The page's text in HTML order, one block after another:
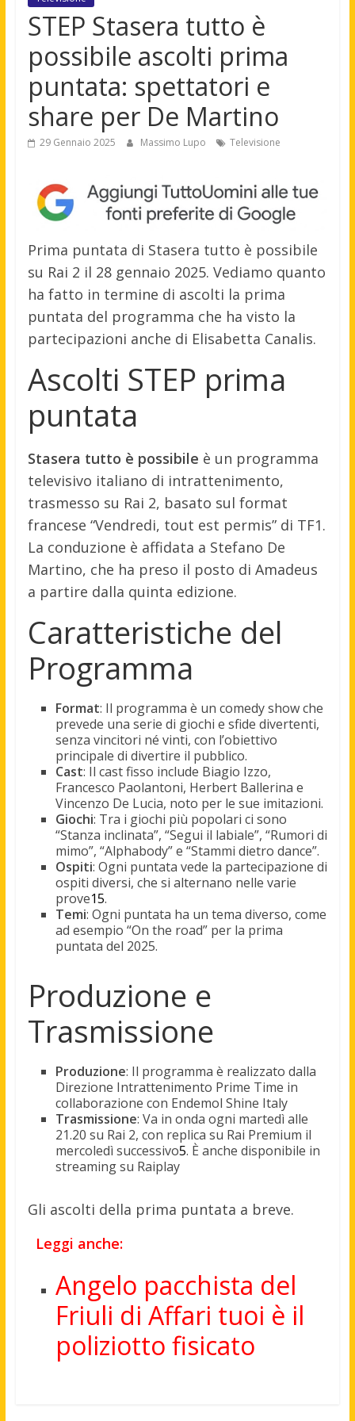
STEP Stasera tutto è
possibile ascolti prima
puntata: spettatori e
share per De Martino
29 Gennaio 2025 Massimo Lupo Televisione
Prima puntata di Stasera tutto è possibile
su Rai 2 il 28 gennaio 2025. Vediamo quanto
ha fatto in termine di ascolti la prima
puntata del programma che ha visto la
partecipazioni anche di Elisabetta Canalis.
Ascolti STEP prima
puntata
Stasera tutto è possibile è un programma
televisivo italiano di intrattenimento,
trasmesso su Rai 2, basato sul format
francese “Vendredi, tout est permis” di TF1.
La conduzione è affidata a Stefano De
Martino, che ha preso il posto di Amadeus
a partire dalla quinta edizione.
Caratteristiche del
Programma
Format: Il programma è un comedy show che
prevede una serie di giochi e sfide divertenti,
senza vincitori né vinti, con l’obiettivo
principale di divertire il pubblico.
Cast: Il cast fisso include Biagio Izzo,
Francesco Paolantoni, Herbert Ballerina e
Vincenzo De Lucia, noto per le sue imitazioni.
Giochi: Tra i giochi più popolari ci sono
“Stanza inclinata”, “Segui il labiale”, “Rumori di
mimo”, “Alphabody” e “Stammi dietro dance”.
Ospiti: Ogni puntata vede la partecipazione di
ospiti diversi, che si alternano nelle varie
prove15.
Temi: Ogni puntata ha un tema diverso, come
ad esempio “On the road” per la prima
puntata del 2025.
Produzione e
Trasmissione
Produzione: Il programma è realizzato dalla
Direzione Intrattenimento Prime Time in
collaborazione con Endemol Shine Italy
Trasmissione: Va in onda ogni martedì alle
21.20 su Rai 2, con replica su Rai Premium il
mercoledì successivo5. È anche disponibile in
streaming su Raiplay
Gli ascolti della prima puntata a breve.
Leggi anche:
Angelo pacchista del
Friuli di Affari tuoi è il
poliziotto fisicato